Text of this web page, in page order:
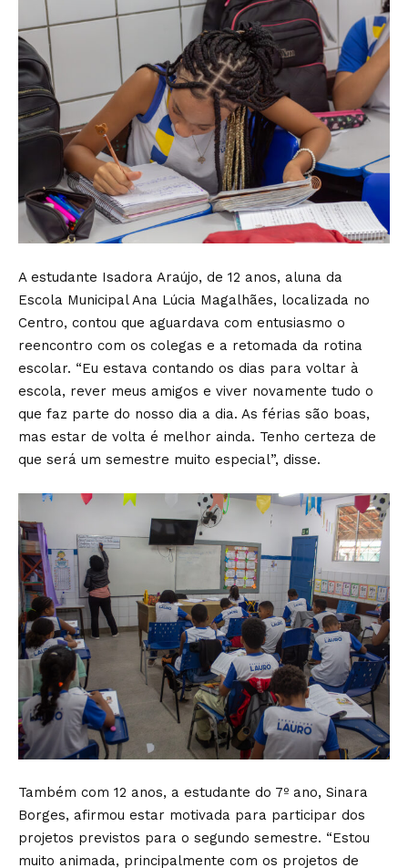
A estudante Isadora Araújo, de 12 anos, aluna da
Escola Municipal Ana Lúcia Magalhães, localizada no
Centro, contou que aguardava com entusiasmo o
reencontro com os colegas e a retomada da rotina
escolar. “Eu estava contando os dias para voltar à
escola, rever meus amigos e viver novamente tudo o
que faz parte do nosso dia a dia. As férias são boas,
mas estar de volta é melhor ainda. Tenho certeza de
que será um semestre muito especial”, disse.
Também com 12 anos, a estudante do 7º ano, Sinara
Borges, afirmou estar motivada para participar dos
projetos previstos para o segundo semestre. “Estou
muito animada, principalmente com os projetos de